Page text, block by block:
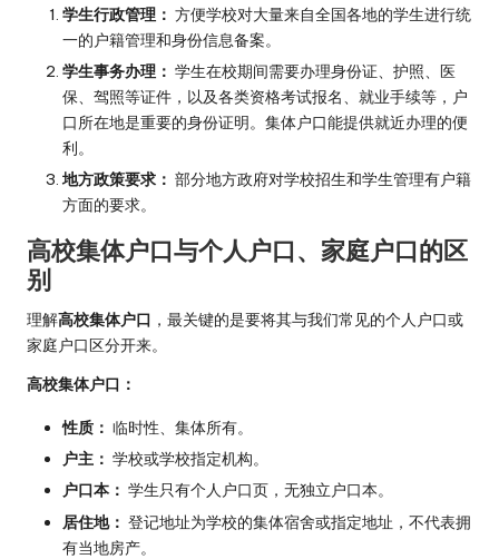
学生行政管理： 方便学校对大量来自全国各地的学生进行统
一的户籍管理和身份信息备案。
学生事务办理： 学生在校期间需要办理身份证、护照、医
保、驾照等证件，以及各类资格考试报名、就业手续等，户
口所在地是重要的身份证明。集体户口能提供就近办理的便
利。
地方政策要求： 部分地方政府对学校招生和学生管理有户籍
方面的要求。
高校集体户口与个人户口、家庭户口的区
别
理解高校集体户口 ，最关键的是要将其与我们常见的个人户口或
家庭户口区分开来。
高校集体户口：
性质： 临时性、集体所有。
户主： 学校或学校指定机构。
户口本： 学生只有个人户口页，无独立户口本。
居住地： 登记地址为学校的集体宿舍或指定地址，不代表拥
有当地房产。